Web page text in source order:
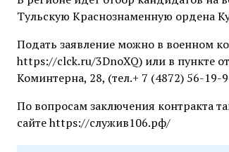
Тульскую Краснознаменную ордена
Подать заявление можно в военном
https://clck.ru/3DnoXQ) или в пункте
Коминтерна, 28, (тел.+ 7 (4872) 56-19-
По вопросам заключения контракта
сайте https://служив106.рф/